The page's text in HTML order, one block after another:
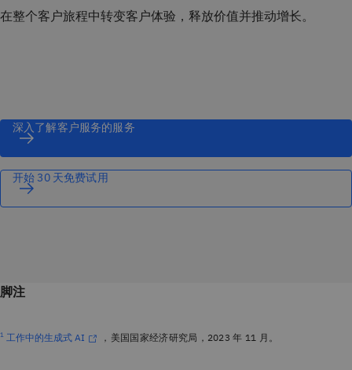
在整个客户旅程中转变客户体验，释放价值并推动增长。
深入了解客户服务的服务
开始 30 天免费试用
脚注
1 工作中的生成式 AI ，美国国家经济研究局，2023 年 11 月。